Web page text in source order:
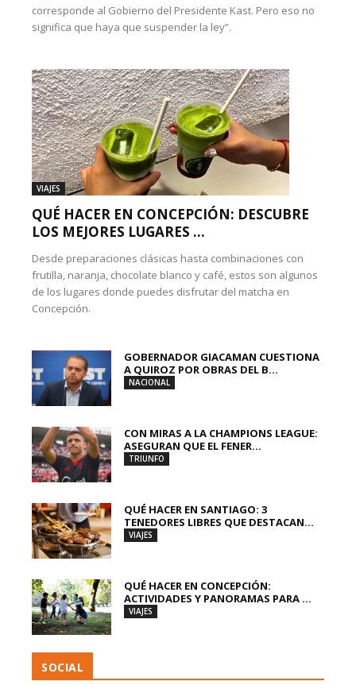
corresponde al Gobierno del Presidente Kast. Pero eso no
significa que haya que suspender la ley”.
VIAJES
QUÉ HACER EN CONCEPCIÓN: DESCUBRE
LOS MEJORES LUGARES ...
Desde preparaciones clásicas hasta combinaciones con
frutilla, naranja, chocolate blanco y café, estos son algunos
de los lugares donde puedes disfrutar del matcha en
Concepción.
GOBERNADOR GIACAMAN CUESTIONA
A QUIROZ POR OBRAS DEL B...
NACIONAL
CON MIRAS A LA CHAMPIONS LEAGUE:
ASEGURAN QUE EL FENER...
TRIUNFO
QUÉ HACER EN SANTIAGO: 3
TENEDORES LIBRES QUE DESTACAN...
VIAJES
QUÉ HACER EN CONCEPCIÓN:
ACTIVIDADES Y PANORAMAS PARA ...
VIAJES
SOCIAL